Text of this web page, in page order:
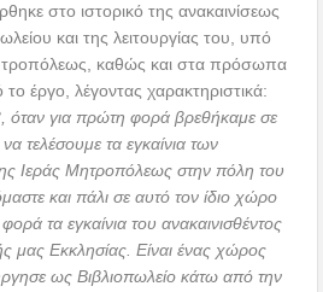
στο ιστορικό της ανακαινίσεως
και της λειτουργίας του, υπό
καθώς και στα πρόσωπα
έργο, λέγοντας χαρακτηριστικά:
όταν για πρώτη φορά βρεθήκαμε σε
τελέσουμε τα εγκαίνια των
Ιεράς Μητροπόλεως στην πόλη του
και πάλι σε αυτό τον ίδιο χώρο
τα εγκαίνια του ανακαινισθέντος
μας Εκκλησίας. Είναι ένας χώρος
ως Βιβλιοπωλείο κάτω από την